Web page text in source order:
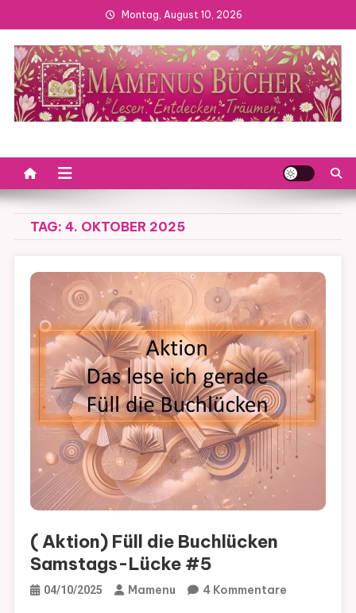
to
content
Montag, August 10, 2026
TAG: 4. OKTOBER 2025
( Aktion) Füll die Buchlücken
Samstags-Lücke #5
04/10/2025 Mamenu 4 KommentareZu